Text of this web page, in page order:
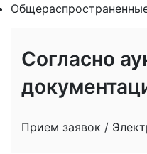
Согласно аукционной
Прием заявок /